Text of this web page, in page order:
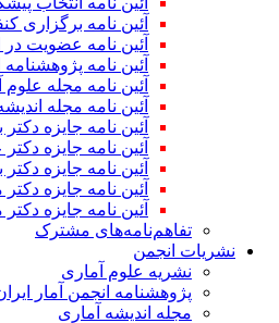
آئین نامه برگزاری
آئین نامه عضویت در
آئین نامه پژوهشنامه
آئین نامه مجله علوم
آئین نامه مجله
آئین‌ نامه جایزه دکتر
آئین نامه جایزه دکتر
آئین نامه جایزه دکتر
آئین نامه جایزه دکتر
آئین نامه جایزه دکتر
تفاهم‌نامه‌های مشترک
نشریات انجمن
نشریه علوم آماری
پژوهشنامه انجمن آمار ایران
مجله اندیشه آماری